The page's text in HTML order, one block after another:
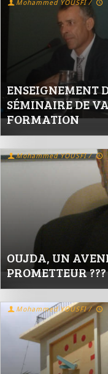
ENSEIGNEMENT
SÉMINAIRE DE
FORMATION
Mohammed YOUSFI /
OUJDA, UN
PROMETTEUR ???
Mohammed YOUSFI /
Mohammed YOUSFI /